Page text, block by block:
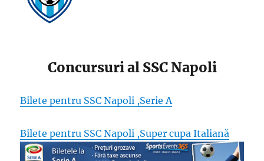
Concursuri al SSC Napoli
Bilete pentru SSC Napoli ,Serie A
Bilete pentru SSC Napoli ,Super cupa Italiană